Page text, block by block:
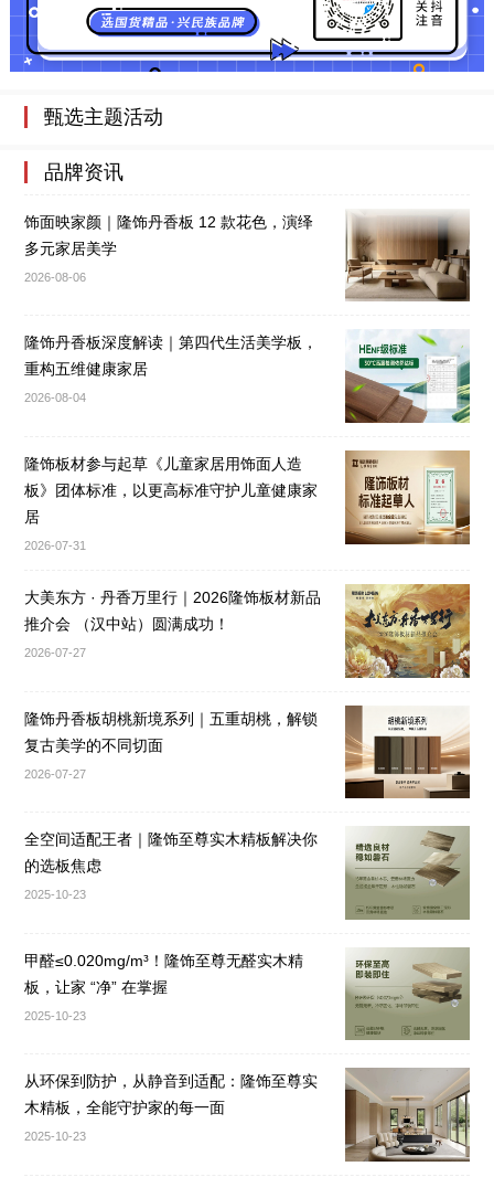
甄选主题活动
品牌资讯
饰面映家颜｜隆饰丹香板 12 款花色，演绎
多元家居美学
2026-08-06
隆饰丹香板深度解读｜第四代生活美学板，
重构五维健康家居
2026-08-04
隆饰板材参与起草《儿童家居用饰面人造
板》团体标准，以更高标准守护儿童健康家
居
2026-07-31
大美东方 · 丹香万里行｜2026隆饰板材新品
推介会 （汉中站）圆满成功！
2026-07-27
隆饰丹香板胡桃新境系列｜五重胡桃，解锁
复古美学的不同切面
2026-07-27
全空间适配王者｜隆饰至尊实木精板解决你
的选板焦虑
2025-10-23
甲醛≤0.020mg/m³！隆饰至尊无醛实木精
板，让家 “净” 在掌握
2025-10-23
从环保到防护，从静音到适配：隆饰至尊实
木精板，全能守护家的每一面
2025-10-23